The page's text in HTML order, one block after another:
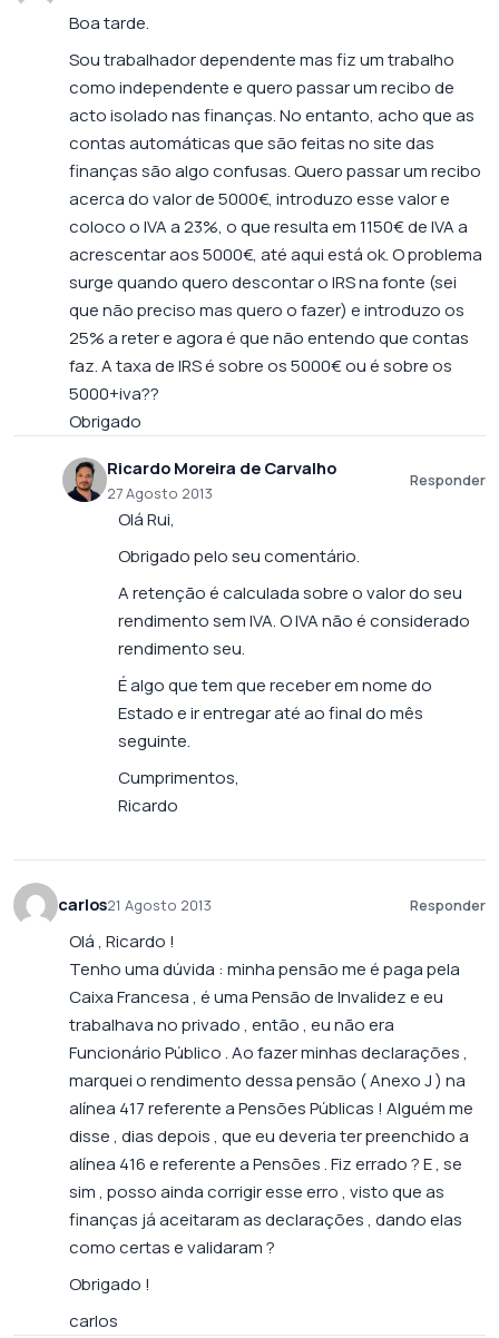
Boa tarde.
Sou trabalhador dependente mas fiz um trabalho
como independente e quero passar um recibo de
acto isolado nas finanças. No entanto, acho que as
contas automáticas que são feitas no site das
finanças são algo confusas. Quero passar um recibo
acerca do valor de 5000€, introduzo esse valor e
coloco o IVA a 23%, o que resulta em 1150€ de IVA a
acrescentar aos 5000€, até aqui está ok. O problema
surge quando quero descontar o IRS na fonte (sei
que não preciso mas quero o fazer) e introduzo os
25% a reter e agora é que não entendo que contas
faz. A taxa de IRS é sobre os 5000€ ou é sobre os
5000+iva??
Obrigado
Ricardo Moreira de Carvalho
27 Agosto 2013
Responder
Olá Rui,
Obrigado pelo seu comentário.
A retenção é calculada sobre o valor do seu
rendimento sem IVA. O IVA não é considerado
rendimento seu.
É algo que tem que receber em nome do
Estado e ir entregar até ao final do mês
seguinte.
Cumprimentos,
Ricardo
carlos21 Agosto 2013 Responder
Olá , Ricardo !
Tenho uma dúvida : minha pensão me é paga pela
Caixa Francesa , é uma Pensão de Invalidez e eu
trabalhava no privado , então , eu não era
Funcionário Público . Ao fazer minhas declarações ,
marquei o rendimento dessa pensão ( Anexo J ) na
alínea 417 referente a Pensões Públicas ! Alguém me
disse , dias depois , que eu deveria ter preenchido a
alínea 416 e referente a Pensões . Fiz errado ? E , se
sim , posso ainda corrigir esse erro , visto que as
finanças já aceitaram as declarações , dando elas
como certas e validaram ?
Obrigado !
carlos